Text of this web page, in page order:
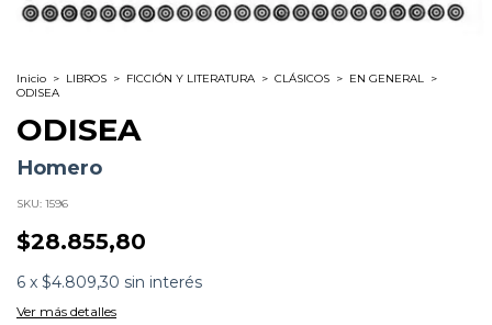
Inicio > LIBROS > FICCIÓN Y LITERATURA > CLÁSICOS > EN GENERAL >
ODISEA
ODISEA
Homero
SKU: 1596
$28.855,80
6 x $4.809,30 sin interés
Ver más detalles
Editorial:Catedra
Idioma:Español